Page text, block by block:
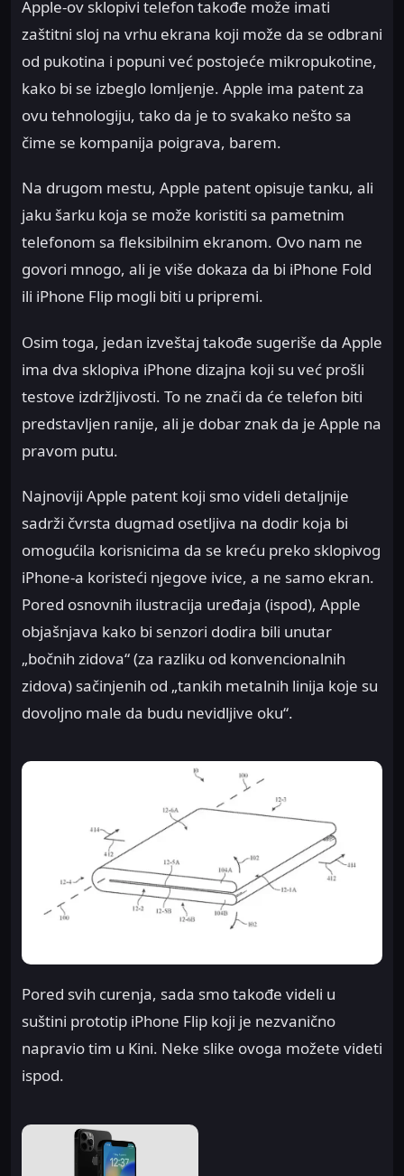
Apple-ov sklopivi telefon takođe može imati
zaštitni sloj na vrhu ekrana koji može da se odbrani
od pukotina i popuni već postojeće mikropukotine,
kako bi se izbeglo lomljenje. Apple ima patent za
ovu tehnologiju, tako da je to svakako nešto sa
čime se kompanija poigrava, barem.
Na drugom mestu, Apple patent opisuje tanku, ali
jaku šarku koja se može koristiti sa pametnim
telefonom sa fleksibilnim ekranom. Ovo nam ne
govori mnogo, ali je više dokaza da bi iPhone Fold
ili iPhone Flip mogli biti u pripremi.
Osim toga, jedan izveštaj takođe sugeriše da Apple
ima dva sklopiva iPhone dizajna koji su već prošli
testove izdržljivosti. To ne znači da će telefon biti
predstavljen ranije, ali je dobar znak da je Apple na
pravom putu.
Najnoviji Apple patent koji smo videli detaljnije
sadrži čvrsta dugmad osetljiva na dodir koja bi
omogućila korisnicima da se kreću preko sklopivog
iPhone-a koristeći njegove ivice, a ne samo ekran.
Pored osnovnih ilustracija uređaja (ispod), Apple
objašnjava kako bi senzori dodira bili unutar
„bočnih zidova“ (za razliku od konvencionalnih
zidova) sačinjenih od „tankih metalnih linija koje su
dovoljno male da budu nevidljive oku“.
Pored svih curenja, sada smo takođe videli u
suštini prototip iPhone Flip koji je nezvanično
napravio tim u Kini. Neke slike ovoga možete videti
ispod.